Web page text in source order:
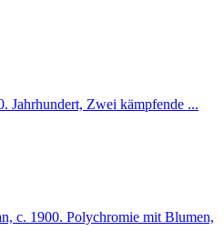
Jahrhundert, Zwei kämpfende ...
c. 1900. Polychromie mit Blumen,